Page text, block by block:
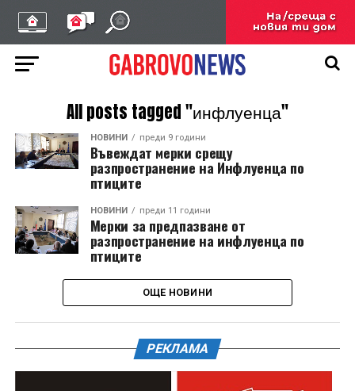
All posts tagged "инфлуенца"
НОВИНИ преди 9 години
Въвеждат мерки срещу
разпространение на Инфлуенца по
птиците
НОВИНИ преди 11 години
Мерки за предпазване от
разпространение на инфлуенца по
птиците
ОЩЕ НОВИНИ
РЕКЛАМА